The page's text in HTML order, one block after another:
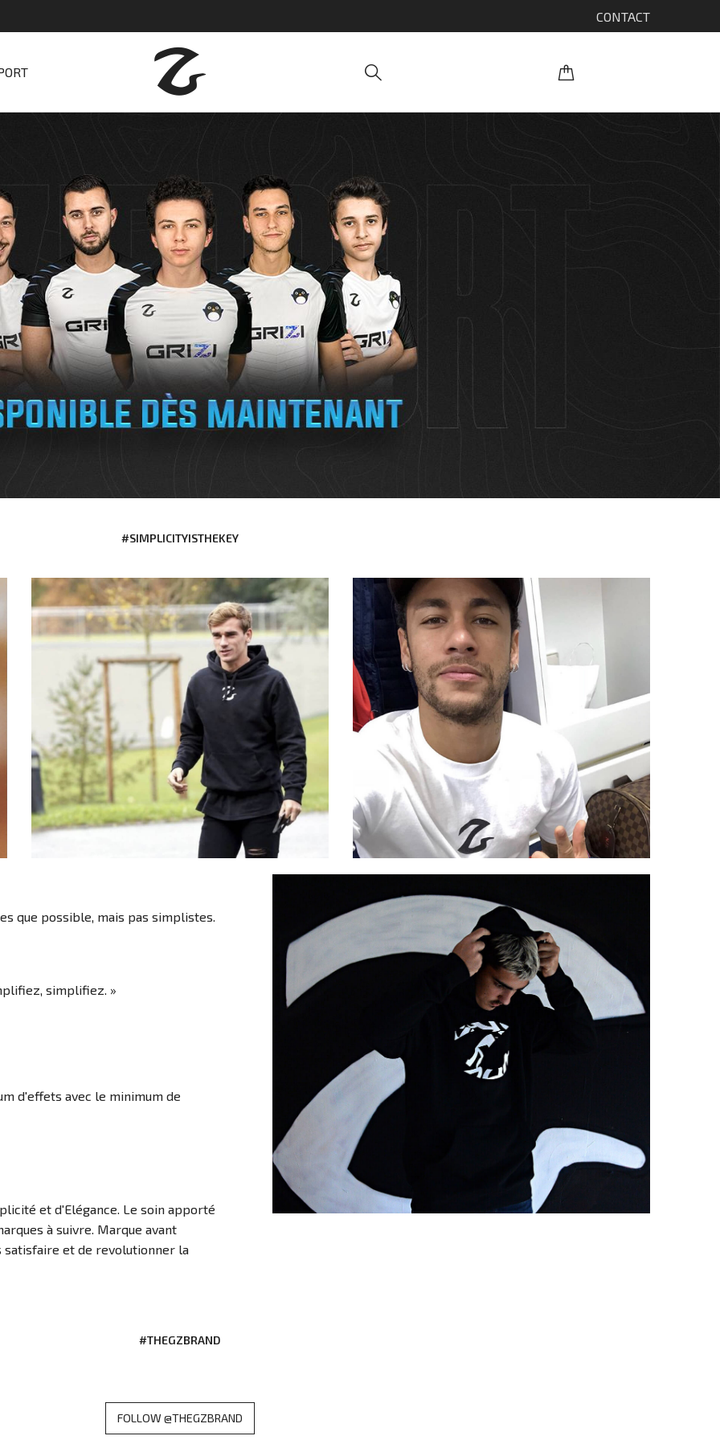
CONTACT
#SIMPLICITYISTHEKEY
que possible, mais pas simplistes.
simplifiez. »
d'effets avec le minimum de
et d'Elégance. Le soin apporté
à suivre. Marque avant
satisfaire et de revolutionner la
#THEGZBRAND
FOLLOW @THEGZBRAND